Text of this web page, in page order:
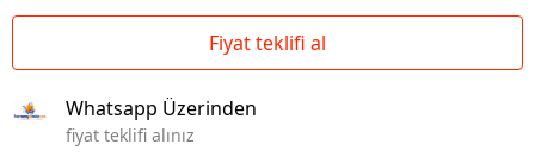
Fiyat teklifi al
Whatsapp Üzerinden
fiyat teklifi alınız